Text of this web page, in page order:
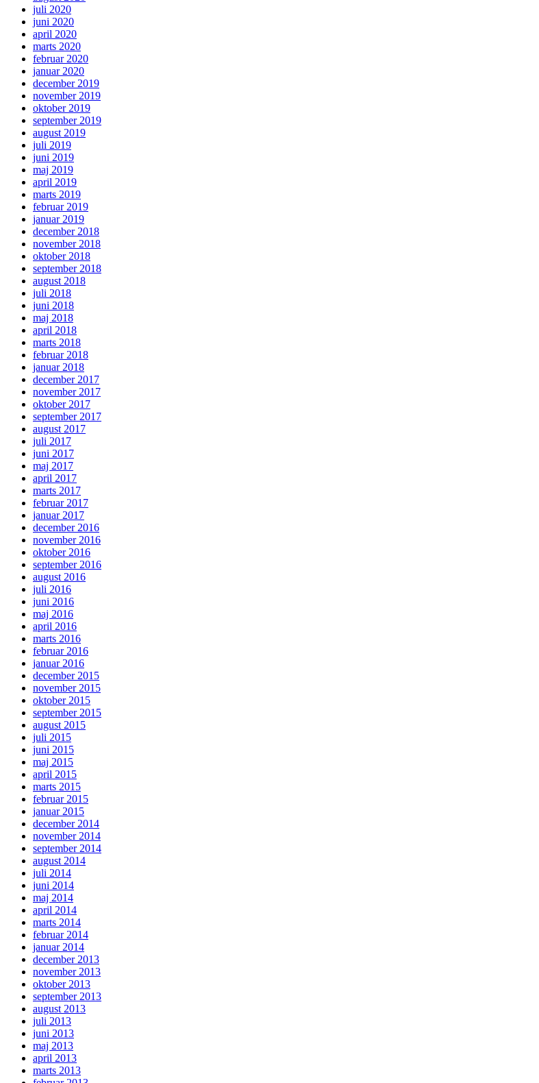
juli 2020
juni 2020
april 2020
marts 2020
februar 2020
januar 2020
december 2019
november 2019
oktober 2019
september 2019
august 2019
juli 2019
juni 2019
maj 2019
april 2019
marts 2019
februar 2019
januar 2019
december 2018
november 2018
oktober 2018
september 2018
august 2018
juli 2018
juni 2018
maj 2018
april 2018
marts 2018
februar 2018
januar 2018
december 2017
november 2017
oktober 2017
september 2017
august 2017
juli 2017
juni 2017
maj 2017
april 2017
marts 2017
februar 2017
januar 2017
december 2016
november 2016
oktober 2016
september 2016
august 2016
juli 2016
juni 2016
maj 2016
april 2016
marts 2016
februar 2016
januar 2016
december 2015
november 2015
oktober 2015
september 2015
august 2015
juli 2015
juni 2015
maj 2015
april 2015
marts 2015
februar 2015
januar 2015
december 2014
november 2014
september 2014
august 2014
juli 2014
juni 2014
maj 2014
april 2014
marts 2014
februar 2014
januar 2014
december 2013
november 2013
oktober 2013
september 2013
august 2013
juli 2013
juni 2013
maj 2013
april 2013
marts 2013